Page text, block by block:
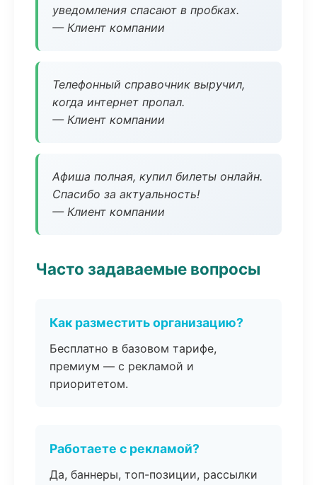
уведомления спасают в пробках.
— Клиент компании
Телефонный справочник выручил,
когда интернет пропал.
— Клиент компании
Афиша полная, купил билеты онлайн.
Спасибо за актуальность!
— Клиент компании
Часто задаваемые вопросы
Как разместить организацию?
Бесплатно в базовом тарифе,
премиум — с рекламой и
приоритетом.
Работаете с рекламой?
Да, баннеры, топ-позиции, рассылки